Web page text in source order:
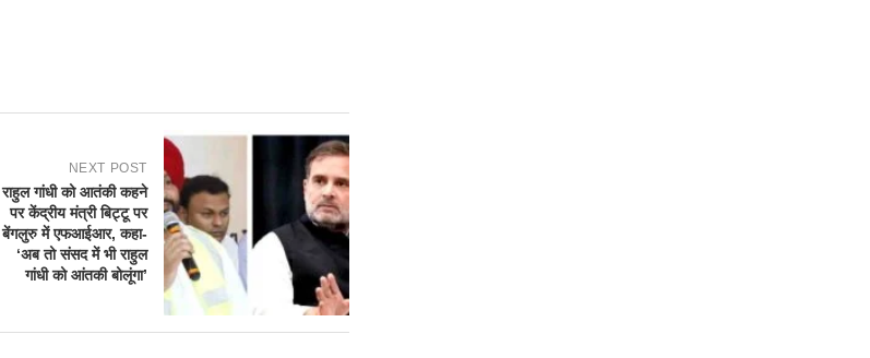
NEXT POST
राहुल गांधी को आतंकी कहने
पर केंद्रीय मंत्री बिट्टू पर
बेंगलुरु में एफआईआर, कहा-
‘अब तो संसद में भी राहुल
गांधी को आंतकी बोलूंगा’